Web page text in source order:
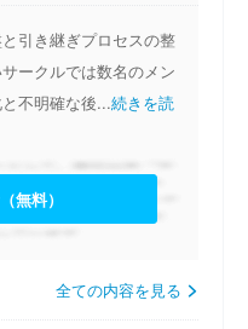
引き継ぎプロセスの整
ークルでは数名のメン
不明確な後...続きを読
無料）
全ての内容を見る